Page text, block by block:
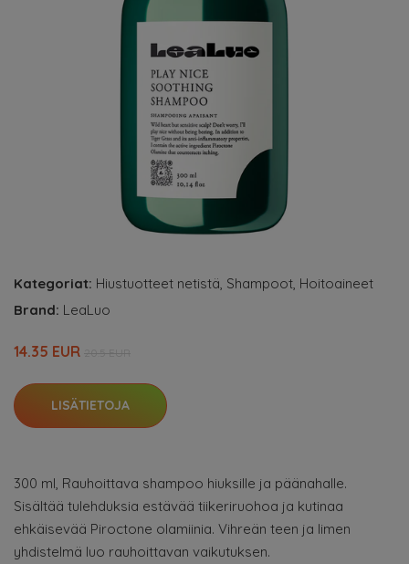
Kategoriat: Hiustuotteet netistä, Shampoot, Hoitoaineet
Brand: LeaLuo
14.35 EUR
LISÄTIETOJA
300 ml, Rauhoittava shampoo hiuksille ja päänahalle.
Sisältää tulehduksia estävää tiikeriruohoa ja kutinaa
ehkäisevää Piroctone olamiinia. Vihreän teen ja limen
yhdistelmä luo rauhoittavan vaikutuksen.